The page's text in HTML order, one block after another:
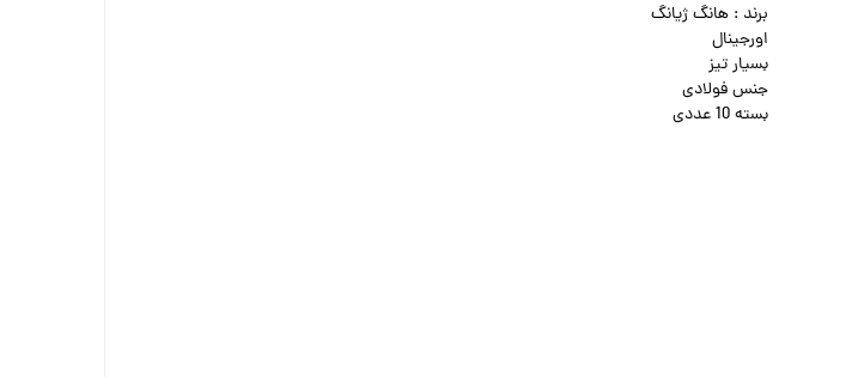
برند : هانگ ژیانگ
اورجینال
بسیار تیز
جنس فولادی
بسته 10 عددی